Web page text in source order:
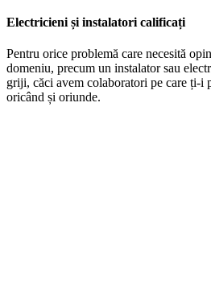
Electricieni și instalatori calificați
Pentru orice problemă care necesită
domeniu, precum un instalator sau
griji, căci avem colaboratori pe care ți-i
oricând și oriunde.